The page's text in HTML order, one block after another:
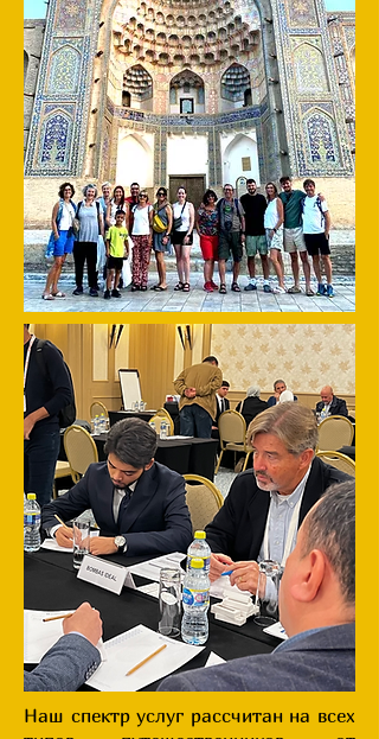
Наш спектр услуг рассчитан на всех